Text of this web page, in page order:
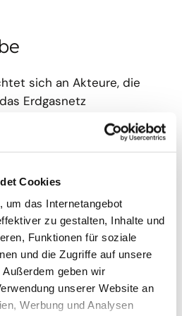
Cookies
um das Internetangebot
zu gestalten, Inhalte und
Funktionen für soziale
und die Zugriffe auf unsere
geben wir
unserer Website an
Werbung und Analysen
sich an Akteure, die
Erdgasnetz
produzieren, handeln oder
die Dokumentation
Verwendung von
für:
(EEG),
Energie und Nutzung
zur Wärme- und
(GEG),
(EU-